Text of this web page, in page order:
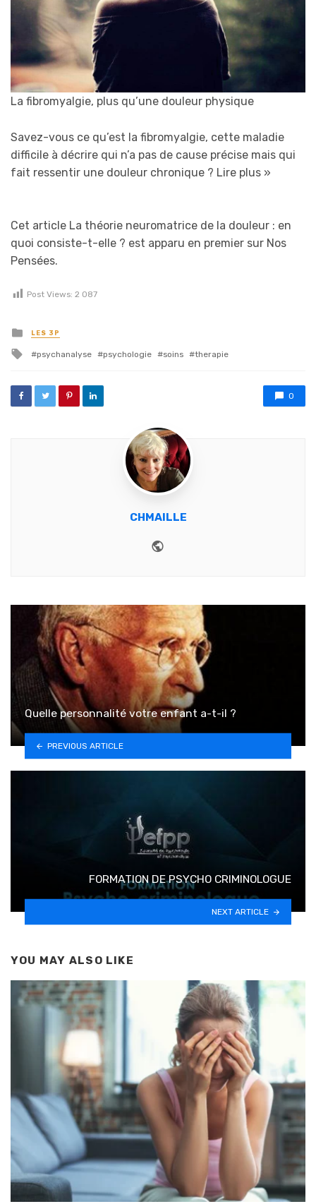
La fibromyalgie, plus qu’une douleur physique
Savez-vous ce qu’est la fibromyalgie, cette maladie
difficile à décrire qui n’a pas de cause précise mais qui
fait ressentir une douleur chronique ? Lire plus »
Cet article La théorie neuromatrice de la douleur : en
quoi consiste-t-elle ? est apparu en premier sur Nos
Pensées.
Post Views: 2 087
Posted in
LES 3P
Tagged with
psychanalyse psychologie soins therapie
0
CHMAILLE
Quelle personnalité votre enfant a-t-il ?
PREVIOUS ARTICLE
FORMATION DE PSYCHO CRIMINOLOGUE
NEXT ARTICLE
YOU MAY ALSO LIKE